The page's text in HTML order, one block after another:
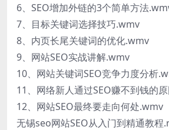
6、SEO增加外链的3个简单方法
7、目标关键词选择技巧.wmv
8、内页长尾关键词的优化.wmv
9、网站SEO实战讲解.wmv
10、网站关键词SEO竞争力度分析
11、网络新人通过SEO赚不到钱的
12、网站SEO最终要走向何处.wmv
无锡seo网站SEO从入门到精通教程